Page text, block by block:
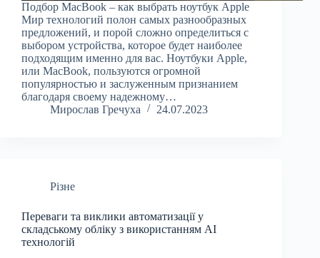
Подбор MacBook – как выбрать ноутбук Apple
Мир технологий полон самых разнообразных
предложений, и порой сложно определиться с
выбором устройства, которое будет наиболее
подходящим именно для вас. Ноутбуки Apple,
или MacBook, пользуются огромной
популярностью и заслуженным признанием
благодаря своему надежному…
Мирослав Гречуха
24.07.2023
Різне
Переваги та виклики автоматизації у
складському обліку з використанням AI
технологій